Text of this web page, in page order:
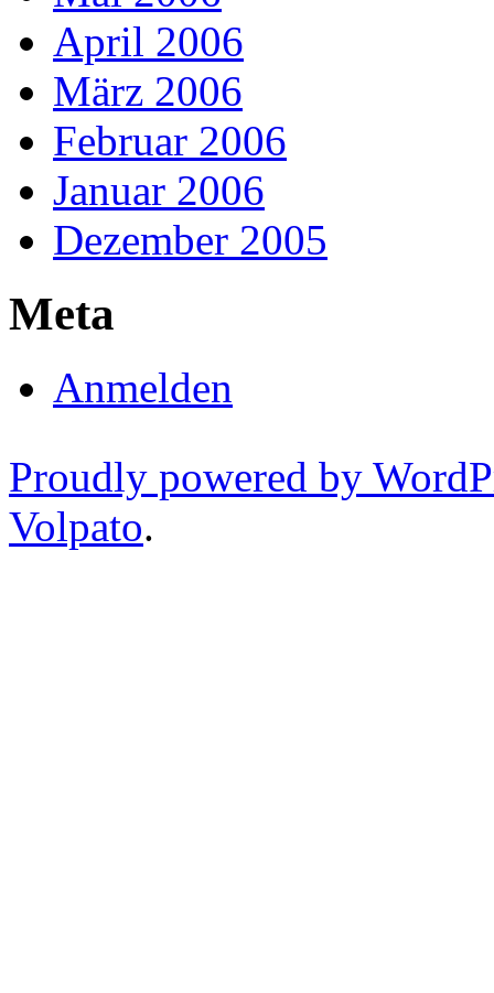
April 2006
März 2006
Februar 2006
Januar 2006
Dezember 2005
Meta
Anmelden
Proudly powered by
Volpato.